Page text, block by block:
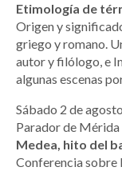
Etimología de
Origen y
griego y romano.
autor y filólogo, e
algunas escenas
Sábado 2 de
Parador de Mérida
Medea, hito del
Conferencia sobre